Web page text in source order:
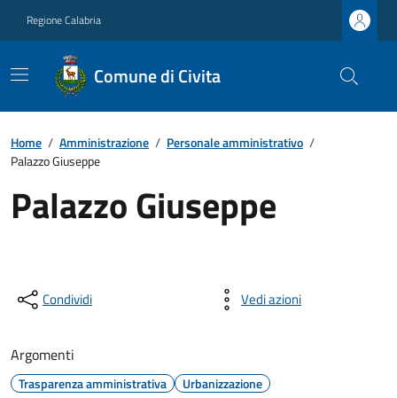
Regione Calabria
Comune di Civita
Home / Amministrazione / Personale amministrativo /
Palazzo Giuseppe
Palazzo Giuseppe
Condividi Vedi azioni
Argomenti
Trasparenza amministrativa Urbanizzazione